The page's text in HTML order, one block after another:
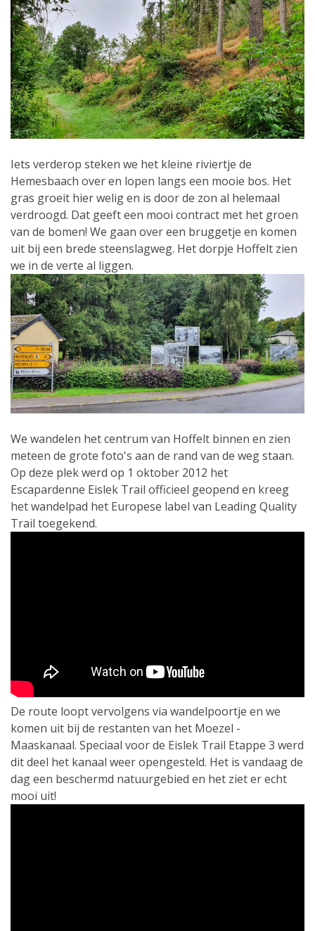
Iets verderop steken we het kleine riviertje de
Hemesbaach over en lopen langs een mooie bos. Het
gras groeit hier welig en is door de zon al helemaal
verdroogd. Dat geeft een mooi contract met het groen
van de bomen! We gaan over een bruggetje en komen
uit bij een brede steenslagweg. Het dorpje Hoffelt zien
we in de verte al liggen.
We wandelen het centrum van Hoffelt binnen en zien
meteen de grote foto's aan de rand van de weg staan.
Op deze plek werd op 1 oktober 2012 het
Escapardenne Eislek Trail officieel geopend en kreeg
het wandelpad het Europese label van Leading Quality
Trail toegekend.
De route loopt vervolgens via wandelpoortje en we
komen uit bij de restanten van het Moezel -
Maaskanaal. Speciaal voor de Eislek Trail Etappe 3 werd
dit deel het kanaal weer opengesteld. Het is vandaag de
dag een beschermd natuurgebied en het ziet er echt
mooi uit!